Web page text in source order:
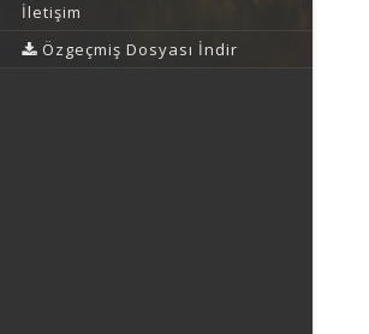
İletişim
Özgeçmiş Dosyası İndir